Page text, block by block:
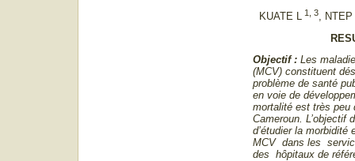
KUATE L 1, 3, NTEP
Objectif : Les
(MCV) constituent
problème de santé
en voie de
mortalité est très peu
Cameroun. L’objectif
d’étudier la morbidité
MCV dans les
des hôpitaux de